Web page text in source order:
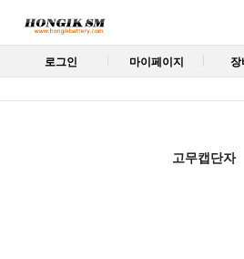
로그인 마이페이지 장
고무캡단자